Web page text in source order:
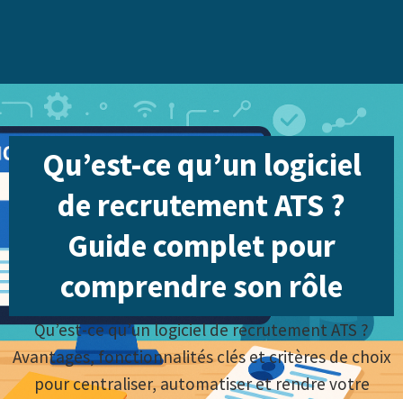
Qu’est-ce qu’un logiciel
de recrutement ATS ?
Guide complet pour
comprendre son rôle
Qu’est-ce qu’un logiciel de recrutement ATS ?
Avantages, fonctionnalités clés et critères de choix
pour centraliser, automatiser et rendre votre